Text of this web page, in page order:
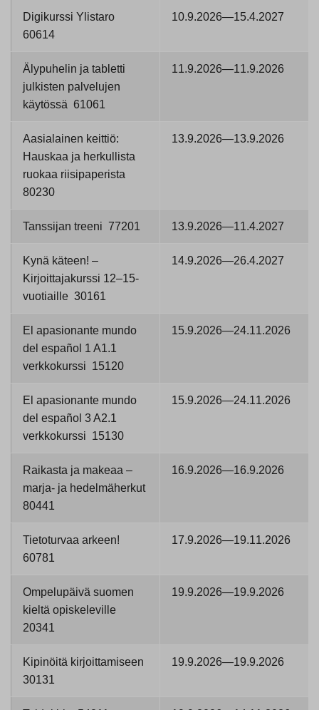
Digikurssi Ylistaro
60614
10.9.2026—15.4.2027
Älypuhelin ja tabletti
julkisten palvelujen
käytössä 61061
11.9.2026—11.9.2026
Aasialainen keittiö:
Hauskaa ja herkullista
ruokaa riisipaperista
80230
13.9.2026—13.9.2026
Tanssijan treeni 77201 13.9.2026—11.4.2027
Kynä käteen! –
Kirjoittajakurssi 12–15-
vuotiaille 30161
14.9.2026—26.4.2027
El apasionante mundo
del español 1 A1.1
verkkokurssi 15120
15.9.2026—24.11.2026
El apasionante mundo
del español 3 A2.1
verkkokurssi 15130
15.9.2026—24.11.2026
Raikasta ja makeaa –
marja- ja hedelmäherkut
80441
16.9.2026—16.9.2026
Tietoturvaa arkeen!
60781
17.9.2026—19.11.2026
Ompelupäivä suomen
kieltä opiskeleville
20341
19.9.2026—19.9.2026
Kipinöitä kirjoittamiseen
30131
19.9.2026—19.9.2026